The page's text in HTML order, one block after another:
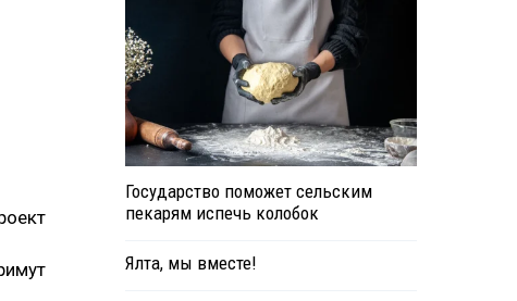
Государство поможет сельским
пекарям испечь колобок
Ялта, мы вместе!